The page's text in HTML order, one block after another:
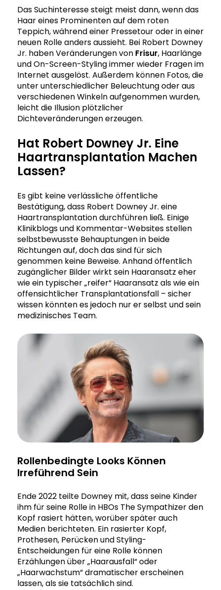
Das Suchinteresse steigt meist dann, wenn das
Haar eines Prominenten auf dem roten
Teppich, während einer Pressetour oder in einer
neuen Rolle anders aussieht. Bei Robert Downey
Jr. haben Veränderungen von Frisur, Haarlänge
und On-Screen-Styling immer wieder Fragen im
Internet ausgelöst. Außerdem können Fotos, die
unter unterschiedlicher Beleuchtung oder aus
verschiedenen Winkeln aufgenommen wurden,
leicht die Illusion plötzlicher
Dichteveränderungen erzeugen.
Hat Robert Downey Jr. Eine
Haartransplantation Machen
Lassen?
Es gibt keine verlässliche öffentliche
Bestätigung, dass Robert Downey Jr. eine
Haartransplantation durchführen ließ. Einige
Klinikblogs und Kommentar-Websites stellen
selbstbewusste Behauptungen in beide
Richtungen auf, doch das sind für sich
genommen keine Beweise. Anhand öffentlich
zugänglicher Bilder wirkt sein Haaransatz eher
wie ein typischer „reifer“ Haaransatz als wie ein
offensichtlicher Transplantationsfall – sicher
wissen könnten es jedoch nur er selbst und sein
medizinisches Team.
Rollenbedingte Looks Können
Irreführend Sein
Ende 2022 teilte Downey mit, dass seine Kinder
ihm für seine Rolle in HBOs The Sympathizer den
Kopf rasiert hätten, worüber später auch
Medien berichteten. Ein rasierter Kopf,
Prothesen, Perücken und Styling-
Entscheidungen für eine Rolle können
Erzählungen über „Haarausfall“ oder
„Haarwachstum“ dramatischer erscheinen
lassen, als sie tatsächlich sind.